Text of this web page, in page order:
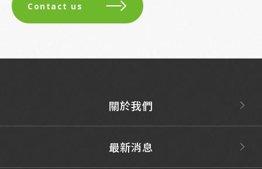
Contact us
關於我們
最新消息